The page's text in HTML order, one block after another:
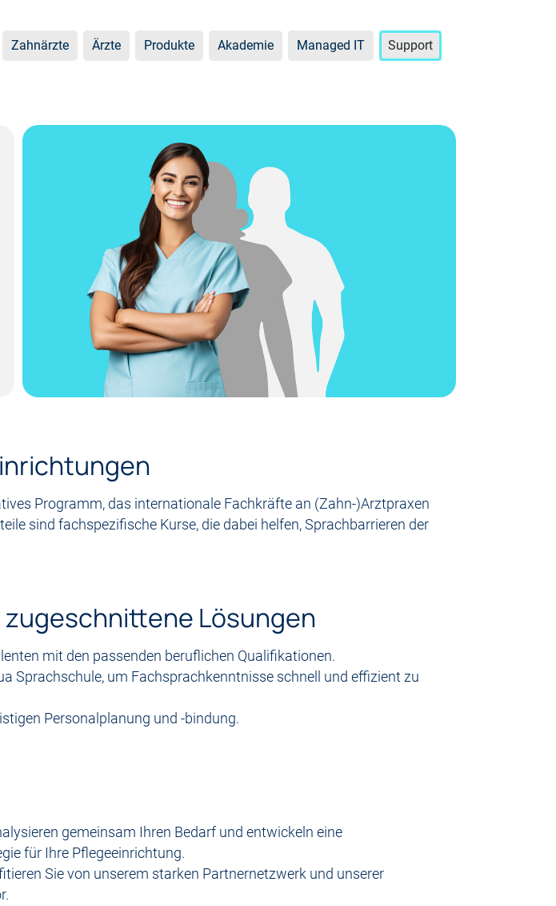
Zahnärzte Ärzte Produkte Akademie Managed IT Support
Programm, das internationale Fachkräfte an (Zahn-)Arztpraxen
sind fachspezifische Kurse, die dabei helfen, Sprachbarrieren der
Lösungen
mit den passenden beruflichen Qualifikationen.
Sprachschule, um Fachsprachkenntnisse schnell und effizient zu
Personalplanung und -bindung.
gemeinsam Ihren Bedarf und entwickeln eine
für Ihre Pflegeeinrichtung.
Sie von unserem starken Partnernetzwerk und unserer